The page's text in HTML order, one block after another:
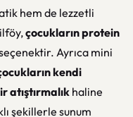
hem de lezzetli
çocukların protein
Ayrıca mini
kendi
atıştırmalık haline
şekillerle sunum